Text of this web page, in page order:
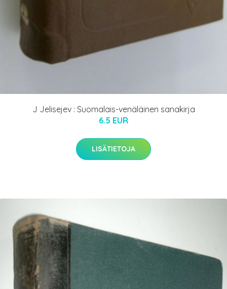
J Jelisejev : Suomalais-venäläinen sanakirja
6.5 EUR
LISÄTIETOJA